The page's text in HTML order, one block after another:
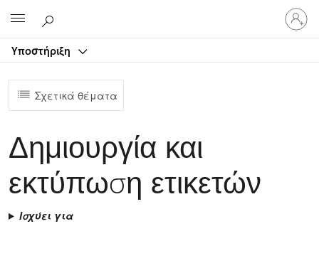
Υποστήριξη
Είσοδος
στον
Σχετικά θέματα
Δημιουργία και
εκτύπωση ετικετών
Ισχύει για